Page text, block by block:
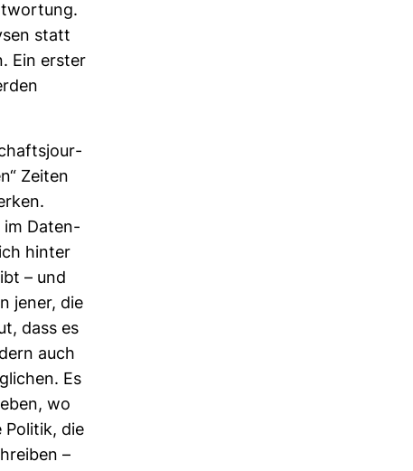
statt
Ein erster
Zeiten
im Daten­
hinter
– und
jener, die
dass es
auch
Es
wo
Politik, die
–